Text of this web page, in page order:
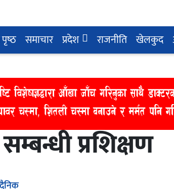
समाचार प्रदेश राजनीति खेलकुद
प्रशिक्षण